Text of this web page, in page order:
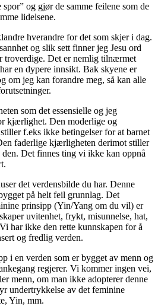
og gjør de samme feilene som de
lidelsene.
hverandre for det som skjer i dag.
og slik sett finner jeg Jesu ord
troverdige. Det er nemlig tilnærmet
en dypere innsikt. Bak skyene er
om jeg kan forandre meg, så kan alle
som det essensielle og jeg
kjærlighet. Den moderlige og
f.eks ikke betingelser for at barnet
faderlige kjærligheten derimot stiller
den. Det finnes ting vi ikke kan oppnå
det verdensbilde du har. Denne
på helt feil grunnlag. Det
prinsipp (Yin/Yang om du vil) er
uvitenhet, frykt, misunnelse, hat,
har ikke den rette kunnskapen for å
og fredlig verden.
i en verden som er bygget av menn og
regjerer. Vi kommer ingen vei,
menn, om man ikke adopterer denne
undertrykkelse av det feminine
Yin, mm.